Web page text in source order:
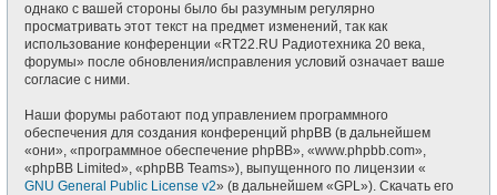
однако с вашей стороны было бы разумным регулярно
просматривать этот текст на предмет изменений, так как
использование конференции «RT22.RU Радиотехника 20 века,
форумы» после обновления/исправления условий означает ваше
согласие с ними.
Наши форумы работают под управлением программного
обеспечения для создания конференций phpBB (в дальнейшем
«они», «программное обеспечение phpBB», «www.phpbb.com»,
«phpBB Limited», «phpBB Teams»), выпущенного по лицензии «
GNU General Public License v2» (в дальнейшем «GPL»). Скачать его